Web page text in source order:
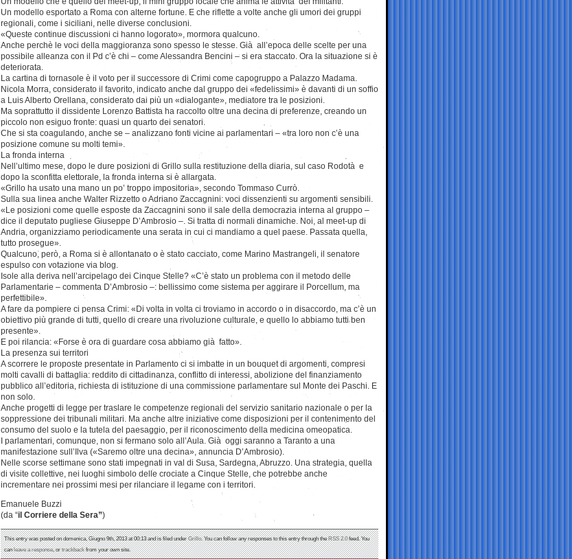
Un modello esportato a Roma con alterne fortune. E che riflette a volte anche gli umori dei gruppi
regionali, come i siciliani, nelle diverse conclusioni.
«Queste continue discussioni ci hanno logorato», mormora qualcuno.
Anche perchè le voci della maggioranza sono spesso le stesse. Già all’epoca delle scelte per una
possibile alleanza con il Pd c’è chi – come Alessandra Bencini – si era staccato. Ora la situazione si è
deteriorata.
La cartina di tornasole è il voto per il successore di Crimi come capogruppo a Palazzo Madama.
Nicola Morra, considerato il favorito, indicato anche dal gruppo dei «fedelissimi» è davanti di un soffio
a Luis Alberto Orellana, considerato dai più un «dialogante», mediatore tra le posizioni.
Ma soprattutto il dissidente Lorenzo Battista ha raccolto oltre una decina di preferenze, creando un
piccolo non esiguo fronte: quasi un quarto dei senatori.
Che si sta coagulando, anche se – analizzano fonti vicine ai parlamentari – «tra loro non c’è una
posizione comune su molti temi».
La fronda interna
Nell’ultimo mese, dopo le dure posizioni di Grillo sulla restituzione della diaria, sul caso Rodotà e
dopo la sconfitta elettorale, la fronda interna si è allargata.
«Grillo ha usato una mano un po’ troppo impositoria», secondo Tommaso Currò.
Sulla sua linea anche Walter Rizzetto o Adriano Zaccagnini: voci dissenzienti su argomenti sensibili.
«Le posizioni come quelle esposte da Zaccagnini sono il sale della democrazia interna al gruppo –
dice il deputato pugliese Giuseppe D’Ambrosio –. Si tratta di normali dinamiche. Noi, al meet-up di
Andria, organizziamo periodicamente una serata in cui ci mandiamo a quel paese. Passata quella,
tutto prosegue».
Qualcuno, però, a Roma si è allontanato o è stato cacciato, come Marino Mastrangeli, il senatore
espulso con votazione via blog.
Isole alla deriva nell’arcipelago dei Cinque Stelle? «C’è stato un problema con il metodo delle
Parlamentarie – commenta D’Ambrosio –: bellissimo come sistema per aggirare il Porcellum, ma
perfettibile».
A fare da pompiere ci pensa Crimi: «Di volta in volta ci troviamo in accordo o in disaccordo, ma c’è un
obiettivo più grande di tutti, quello di creare una rivoluzione culturale, e quello lo abbiamo tutti ben
presente».
E poi rilancia: «Forse è ora di guardare cosa abbiamo già fatto».
La presenza sui territori
A scorrere le proposte presentate in Parlamento ci si imbatte in un bouquet di argomenti, compresi
molti cavalli di battaglia: reddito di cittadinanza, conflitto di interessi, abolizione del finanziamento
pubblico all’editoria, richiesta di istituzione di una commissione parlamentare sul Monte dei Paschi. E
non solo.
Anche progetti di legge per traslare le competenze regionali del servizio sanitario nazionale o per la
soppressione dei tribunali militari. Ma anche altre iniziative come disposizioni per il contenimento del
consumo del suolo e la tutela del paesaggio, per il riconoscimento della medicina omeopatica.
I parlamentari, comunque, non si fermano solo all’Aula. Già oggi saranno a Taranto a una
manifestazione sull’Ilva («Saremo oltre una decina», annuncia D’Ambrosio).
Nelle scorse settimane sono stati impegnati in val di Susa, Sardegna, Abruzzo. Una strategia, quella
di visite collettive, nei luoghi simbolo delle crociate a Cinque Stelle, che potrebbe anche
incrementare nei prossimi mesi per rilanciare il legame con i territori.
Emanuele Buzzi
(da “il Corriere della Sera”)
This entry was posted on domenica, Giugno 9th, 2013 at 00:13 and is filed underGrillo. You can follow any responses to this entry through theRSS 2.0feed. You
canleave a response, ortrackbackfrom your own site.